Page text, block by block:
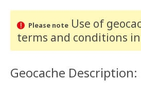
Please noteUse of
terms and conditions
Geocache Description: